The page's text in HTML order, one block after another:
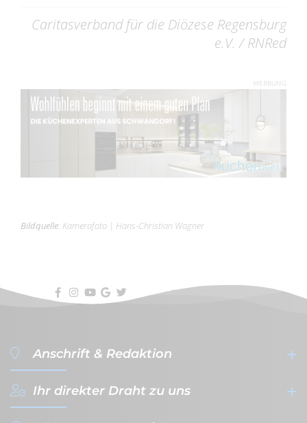
Caritasverband für die Diözese Regensburg
e.V. / RNRed
WERBUNG
Bildquelle: Kamerafoto | Hans-Christian Wagner
Anschrift & Redaktion
filterVERLAG GmbH & Co. KG
Ihr direkter Draht zu uns